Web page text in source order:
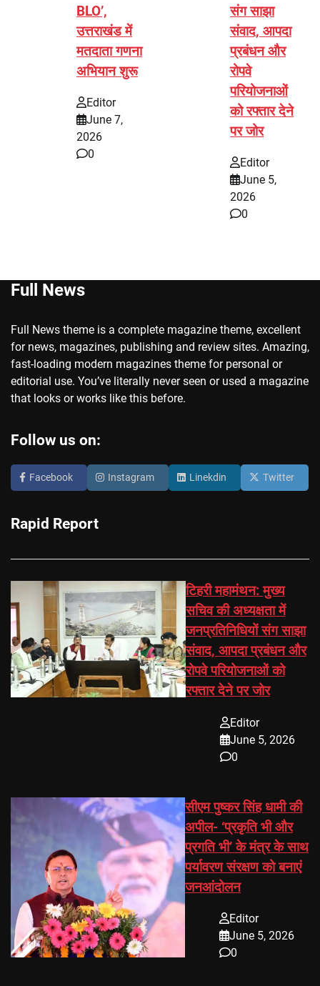
BLO’,
उत्तराखंड में
मतदाता गणना
अभियान शुरू
Editor
June 7,
2026
0
संग साझा
संवाद, आपदा
प्रबंधन और
रोपवे
परियोजनाओं
को रफ्तार देने
पर जोर
Editor
June 5,
2026
0
Full News
Full News theme is a complete magazine theme, excellent
for news, magazines, publishing and review sites. Amazing,
fast-loading modern magazines theme for personal or
editorial use. You’ve literally never seen or used a magazine
that looks or works like this before.
Follow us on:
Facebook Instagram Linekdin Twitter
Rapid Report
टिहरी महामंथन: मुख्य
सचिव की अध्यक्षता में
जनप्रतिनिधियों संग साझा
संवाद, आपदा प्रबंधन और
रोपवे परियोजनाओं को
रफ्तार देने पर जोर
Editor
June 5, 2026
0
सीएम पुष्कर सिंह धामी की
अपील- ‘प्रकृति भी और
प्रगति भी’ के मंत्र के साथ
पर्यावरण संरक्षण को बनाएं
जनआंदोलन
Editor
June 5, 2026
0